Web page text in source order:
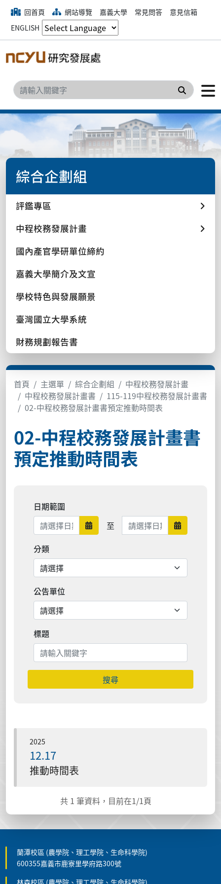
回首頁 網站導覽 嘉義大學 常見問答
意見信箱
ENGLISH
搜尋
綜合企劃組
評鑑專區
中程校務發展計畫
國內產官學研單位締約
嘉義大學簡介及文宣
學校特色與發展願景
臺灣國立大學系統
財務規劃報告書
首頁 主選單 綜合企劃組
中程校務發展計畫
中程校務發展計畫書
115-119中程校務發展計畫書
02-中程校務發展計畫書預定推動時間表
02-中程校務發展計畫書
預定推動時間表
日期範圍
日期範圍開始
至 日期範圍結束 日期範圍
分類
公告單位
標題
搜尋
2025
12.17
推動時間表
共 1 筆資料，目前在1/1頁
蘭潭校區 (農學院、理工學院、生命科學院)
600355嘉義市鹿寮里學府路300號
林森校區 (農學院、理工學院、生命科學院)